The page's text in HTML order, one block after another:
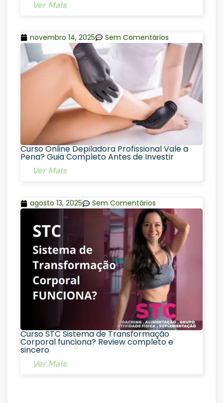
Ver Mais
novembro 14, 2025 Sem Comentários
Curso Online Depiladora Profissional Vale a
Pena? Guia Completo Antes de Investir
Ver Mais
agosto 13, 2025 Sem Comentários
Curso STC Sistema de Transformação
Corporal funciona? Review completo e
sincero
Ver Mais